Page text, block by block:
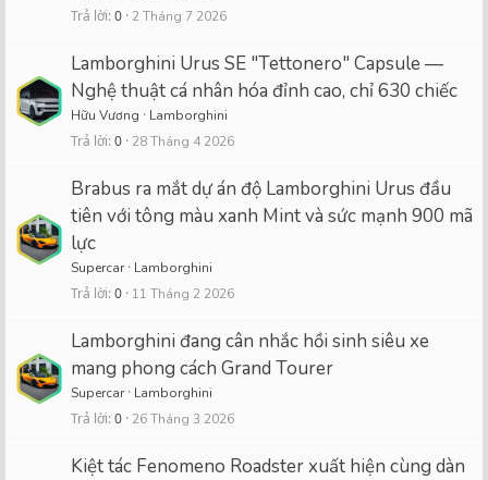
Trả lời 0 2 Tháng 7 2026
Lamborghini Urus SE "Tettonero" Capsule —
Nghệ thuật cá nhân hóa đỉnh cao, chỉ 630 chiếc
Hữu Vương Lamborghini
Trả lời 0 28 Tháng 4 2026
Brabus ra mắt dự án độ Lamborghini Urus đầu
tiên với tông màu xanh Mint và sức mạnh 900 mã
lực
Supercar Lamborghini
Trả lời 0 11 Tháng 2 2026
Lamborghini đang cân nhắc hồi sinh siêu xe
mang phong cách Grand Tourer
Supercar Lamborghini
Trả lời 0 26 Tháng 3 2026
Kiệt tác Fenomeno Roadster xuất hiện cùng dàn